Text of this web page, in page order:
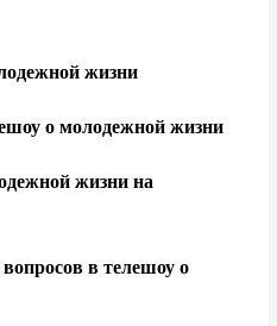
жизни
о молодежной жизни
жизни на
в телешоу о